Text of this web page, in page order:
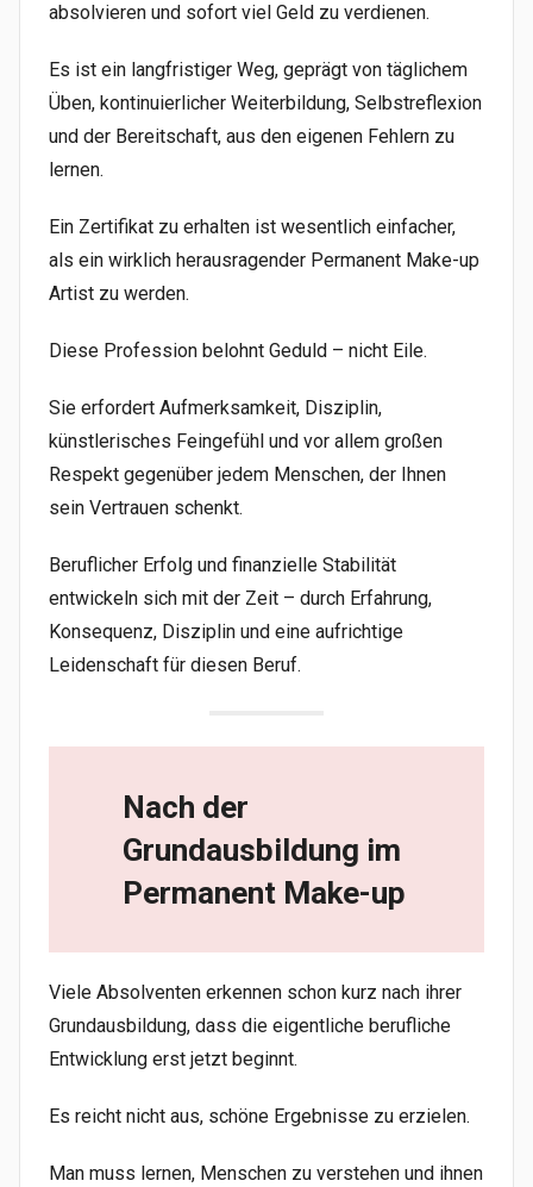
absolvieren und sofort viel Geld zu verdienen.
Es ist ein langfristiger Weg, geprägt von täglichem
Üben, kontinuierlicher Weiterbildung, Selbstreflexion
und der Bereitschaft, aus den eigenen Fehlern zu
lernen.
Ein Zertifikat zu erhalten ist wesentlich einfacher,
als ein wirklich herausragender Permanent Make-up
Artist zu werden.
Diese Profession belohnt Geduld – nicht Eile.
Sie erfordert Aufmerksamkeit, Disziplin,
künstlerisches Feingefühl und vor allem großen
Respekt gegenüber jedem Menschen, der Ihnen
sein Vertrauen schenkt.
Beruflicher Erfolg und finanzielle Stabilität
entwickeln sich mit der Zeit – durch Erfahrung,
Konsequenz, Disziplin und eine aufrichtige
Leidenschaft für diesen Beruf.
Nach der
Grundausbildung im
Permanent Make-up
Viele Absolventen erkennen schon kurz nach ihrer
Grundausbildung, dass die eigentliche berufliche
Entwicklung erst jetzt beginnt.
Es reicht nicht aus, schöne Ergebnisse zu erzielen.
Man muss lernen, Menschen zu verstehen und ihnen